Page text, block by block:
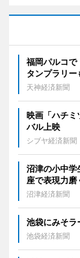
福岡パルコ
タンプラリー
天神経済新聞
映画「ハチミ
バル上映
シブヤ経済新聞
沼津の小中
座で表現力磨
沼津経済新聞
池袋にみそ
池袋経済新聞